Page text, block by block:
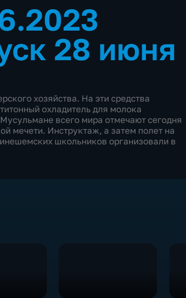
28 июня
хозяйства. На эти средства
охладитель для молока
всего мира отмечают сегодня
мечети. Инструктаж, а затем полет на
школьников организовали в